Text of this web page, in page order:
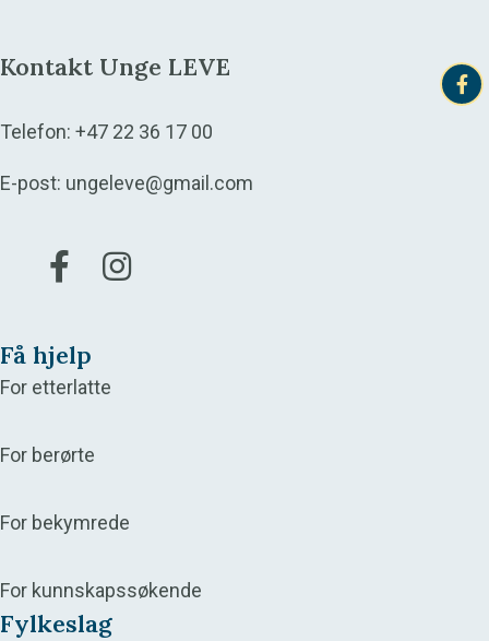
Kontakt Unge LEVE
Telefon: +47 22 36 17 00
E-post: ungeleve@gmail.com
Gå til vår Facebook
Gå til vår Instagram
Få hjelp
For etterlatte
For berørte
For bekymrede
For kunnskapssøkende
Fylkeslag